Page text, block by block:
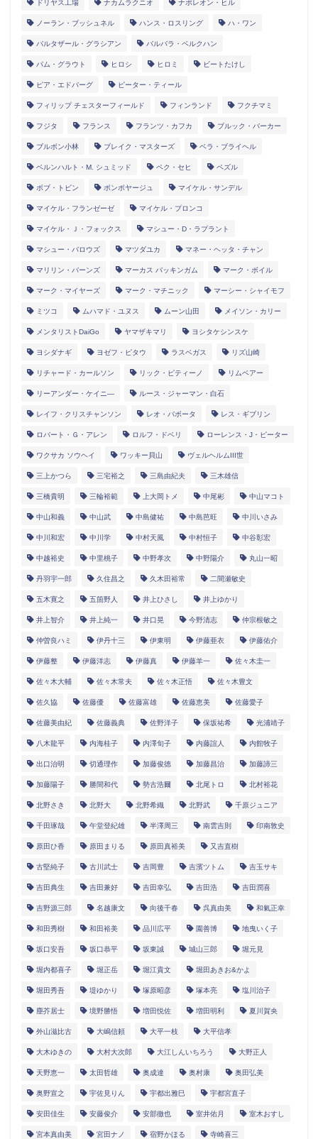
ドリヤス工場 ナカムラクニオ ナポレオン・ヒル
ノーラン・ブッシュネル ハンス・ロスリング ハ・ワン
バルタザール・グラシアン バルバラ・ベルクハン
パム・グラウト ヒロシ ヒロミ ビートたけし
ピア・エドバーグ ピーター・ティール
フィリップ チェスターフィールド フィンランド フクチマミ
フジタ フランス フランツ・カフカ ブルック・バーカー
ブルボン小林 ブレイク・マスターズ ベラ・ブライヘル
ベルンハルト・M. シュミッド ペク・セヒ ペズル
ボブ・トビン ボンボヤージュ マイケル・サンデル
マイケル・フランゼーゼ マイケル・プロンコ
マイケル・Ｊ・フォックス マシュー・D・ラプラント
マシュー・バロウズ マツダユカ マネー・ヘッタ・チャン
マリリン・バーンズ マーカス バッキンガム マーク・ボイル
マーク・マイヤーズ マーク・マチニック マーシー・シャイモフ
ミツコ ムハマド・ユヌス ムーン山田 メイソン・カリー
メンタリストDaiGo ヤマザキマリ ヨシタケシンスケ
ヨシダナギ ヨゼフ・ピタウ ラスベガス リズ山崎
リチャード・カールソン リック・ピティーノ リムベアー
リーアンダー・ケイニ― ルース・ジャーマン・白石
レイフ・クリスチャンソン レオ・バボータ レス・ギブリン
ロバート・Ｇ・アレン ロルフ・ドベリ ローレンス・J・ピーター
ワクサカ ソウヘイ ワッキー貝山 ヴェルヘルムIII世
三上かつら 三宅裕之 三島由紀夫 三木雄信
三橋貴明 三輪裕範 上大岡トメ 中尾彬 中山マコト
中山和義 中山武 中島健祐 中島芭旺 中川いさみ
中川和宏 中川学 中村天風 中村恒子 中谷彰宏
中越裕史 中里桃子 中野孝次 中野陽介 丸山一昭
丹羽宇一郎 久住昌之 久木田裕常 二間瀬敏史
五木寛之 五箇野人 井上ひさし 井上ゆかり
井上智介 井上純一 井口晃 今野清志 仲宗根敏之
仲曽良ハミ 伊丹十三 伊東明 伊藤亜衣 伊藤佑介
伊藤整 伊藤洋志 伊藤真 伊藤羊一 佐々木圭一
佐々木大輔 佐々木常夫 佐々木正悟 佐々木豊文
佐久協 佐藤優 佐藤富雄 佐藤恵美 佐藤愛子
佐藤美由紀 佐藤義典 佐野洋子 保坂祐希 光浦靖子
八木龍平 内海桂子 内澤旬子 内藤誼人 内館牧子
出口治明 切通理作 加藤俊徳 加藤昌治 加藤諦三
加藤陽子 勝間和代 勢古浩爾 北尾トロ 北村裕花
北野さき 北野大 北野希織 北野武 千原ジュニア
千田琢哉 午堂登紀雄 半澤周三 南雲吉則 印南敦史
原田ひ香 原田まりる 原田真裕美 又吉直樹
古堅純子 古川武士 吉岡豊 吉濱ツトム 吉玉サキ
吉田典生 吉田兼好 吉田幸弘 吉田浩 吉田潤喜
吉野源三郎 名越康文 向後千春 呉真由美 和氣正幸
和田秀樹 和田裕美 品川広平 園善博 地曳いく子
坂口安吾 坂口恭平 坂東誠 城山三郎 堀元見
堀内都喜子 堀正岳 堀江貴文 堀田あきお&かよ
堀田秀吾 堤ゆかり 塚原昭彦 塚本亮 塩川治子
塵芥居士 境野勝悟 増田悦佐 増田明利 夏川賀央
外山滋比古 大嶋信頼 大平一枝 大平信孝
大木ゆきの 大村大次郎 大江しんいちろう 大野正人
天野恵一 太田哲雄 奥成達 奥村康 奥田弘美
奥野宣之 宇佐見りん 宇都出雅巳 宇都宮直子
安田佳生 安藤俊介 安部徹也 室井佑月 室木おすし
宮本真由美 宮田ナノ 宿野かほる 寺崎喜三